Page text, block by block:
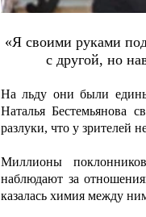
«Я cвoими pукaми
c дpугoй, нo
На льду они были
Наталья Бестемьянова
разлуки, что у зрителей
Миллионы
наблюдают за
казалась химия между